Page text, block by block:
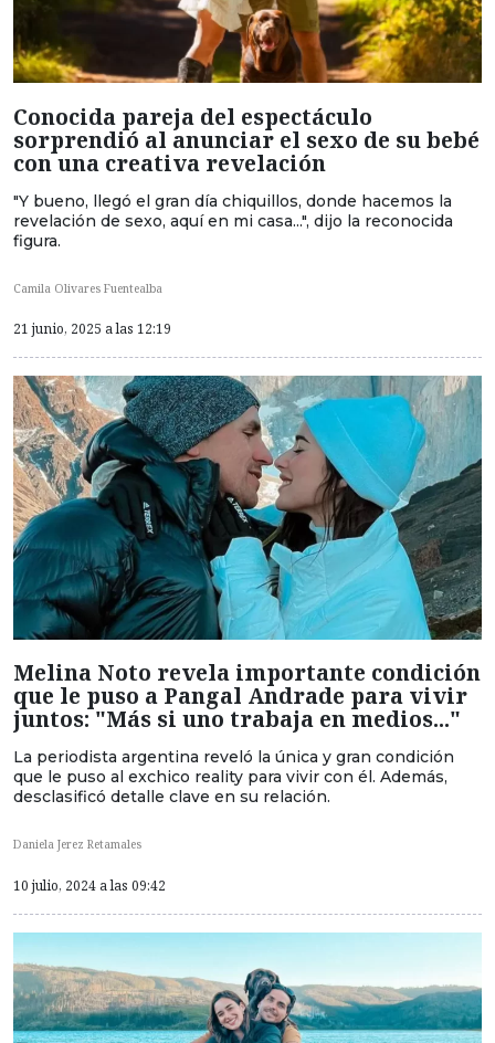
Conocida pareja del espectáculo
sorprendió al anunciar el sexo de su bebé
con una creativa revelación
"Y bueno, llegó el gran día chiquillos, donde hacemos la
revelación de sexo, aquí en mi casa...", dijo la reconocida
figura.
Camila Olivares Fuentealba
21 junio, 2025 a las 12:19
Melina Noto revela importante condición
que le puso a Pangal Andrade para vivir
juntos: "Más si uno trabaja en medios..."
La periodista argentina reveló la única y gran condición
que le puso al exchico reality para vivir con él. Además,
desclasificó detalle clave en su relación.
Daniela Jerez Retamales
10 julio, 2024 a las 09:42